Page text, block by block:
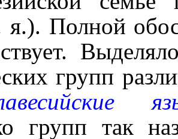
я.). Полной
групп
групп так